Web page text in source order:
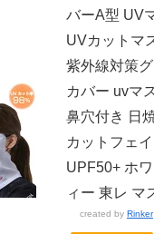
バーA型 UV
UVカットマ
紫外線対策
カバー uvマ
鼻穴付き 日
カットフェ
UPF50+ ホ
ィー 東レ マ
created by Rinker